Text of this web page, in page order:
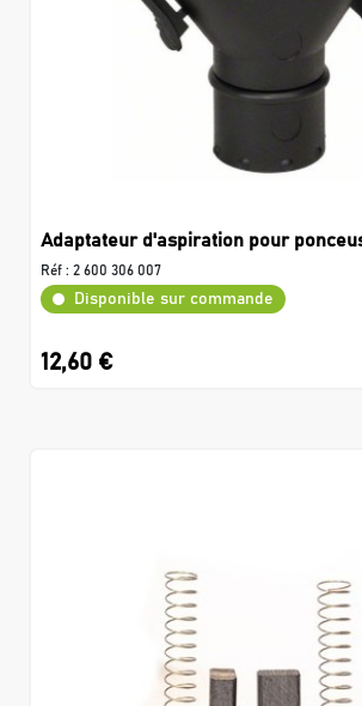
Adaptateur d'aspiration pour
Réf : 2 600 306 007
Disponible sur commande
12,60 €